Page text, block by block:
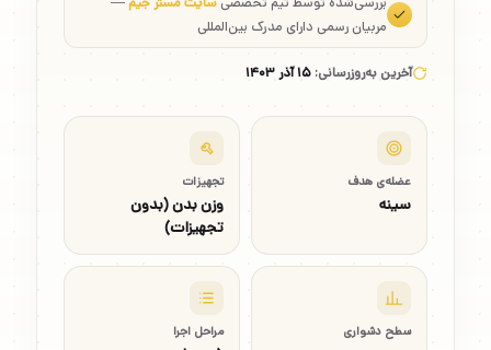
مربیان رسمی دارای مدرک بین‌المللی
آخرین به‌روزرسانی:۱۵ آذر ۱۴۰۳
عضله‌ی هدف
سینه
تجهیزات
وزن بدن (بدون
تجهیزات)
سطح دشواری مراحل اجرا